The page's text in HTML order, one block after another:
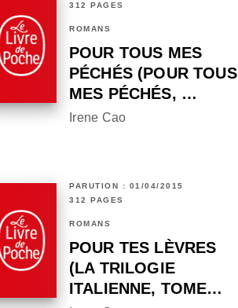
312 PAGES
ROMANS
POUR TOUS MES
PÉCHÉS (POUR TOUS
MES PÉCHÉS, …
Irene Cao
PARUTION : 01/04/2015
312 PAGES
ROMANS
POUR TES LÈVRES
(LA TRILOGIE
ITALIENNE, TOME…